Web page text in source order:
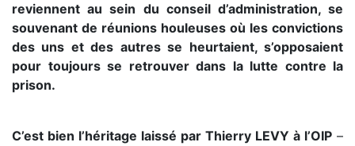
reviennent au sein du conseil d’administration, se
souvenant de réunions houleuses où les convictions
des uns et des autres se heurtaient, s’opposaient
pour toujours se retrouver dans la lutte contre la
prison.
C’est bien l’héritage laissé par Thierry LEVY à l’OIP –